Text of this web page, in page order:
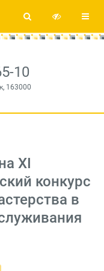
10
163000
XI
конкурс
в